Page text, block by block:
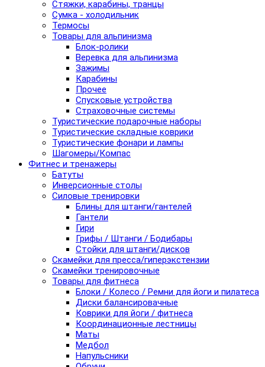
Стяжки, карабины, транцы
Сумка - холодильник
Термосы
Товары для альпинизма
Блок-ролики
Веревка для альпинизма
Зажимы
Карабины
Прочее
Спусковые устройства
Страховочные системы
Туристические подарочные наборы
Туристические складные коврики
Туристические фонари и лампы
Шагомеры/Компас
Фитнес и тренажеры
Батуты
Инверсионные столы
Силовые тренировки
Блины для штанги/гантелей
Гантели
Гири
Грифы / Штанги / Бодибары
Стойки для штанги/дисков
Скамейки для пресса/гиперэкстензии
Скамейки тренировочные
Товары для фитнеса
Блоки / Колесо / Ремни для йоги и пилатеса
Диски балансировачные
Коврики для йоги / фитнеса
Координационные лестницы
Маты
Медбол
Напульсники